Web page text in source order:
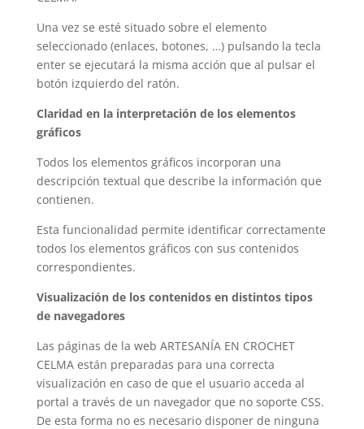
Una vez se esté situado sobre el elemento
seleccionado (enlaces, botones, …) pulsando la tecla
enter se ejecutará la misma acción que al pulsar el
botón izquierdo del ratón.
Claridad en la interpretación de los elementos
gráficos
Todos los elementos gráficos incorporan una
descripción textual que describe la información que
contienen.
Esta funcionalidad permite identificar correctamente
todos los elementos gráficos con sus contenidos
correspondientes.
Visualización de los contenidos en distintos tipos
de navegadores
Las páginas de la web ARTESANÍA EN CROCHET
CELMAestán preparadas para una correcta
visualización en caso de que el usuario acceda al
portal a través de un navegador que no soporte CSS.
De esta forma no es necesario disponer de ninguna